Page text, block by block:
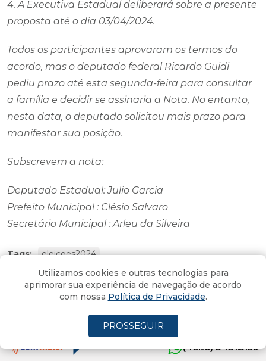
4. A Executiva Estadual deliberará sobre a presente
proposta até o dia 03/04/2024.
Todos os participantes aprovaram os termos do
acordo, mas o deputado federal Ricardo Guidi
pediu prazo até esta segunda-feira para consultar
a família e decidir se assinaria a Nota. No entanto,
nesta data, o deputado solicitou mais prazo para
manifestar sua posição.
Subscrevem a nota:
Deputado Estadual: Julio Garcia
Prefeito Municipal : Clésio Salvaro
Secretário Municipal : Arleu da Silveira
Tags: eleicoes2024
Semana gorda. Da decisão de
Guidi ao julgamento de Seif
Encerra na semana o prazo para troca de partido ou
(4oito) 3431.5150
Utilizamos cookies e outras tecnologias para
aprimorar sua experiência de navegação de acordo
com nossa Política de Privacidade.
PROSSEGUIR